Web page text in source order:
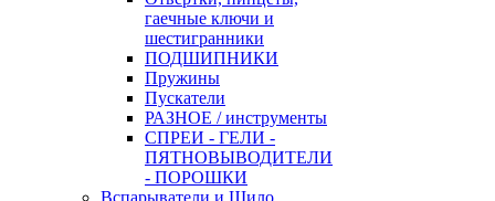
гаечные ключи и
шестигранники
ПОДШИПНИКИ
Пружины
Пускатели
РАЗНОЕ / инструменты
СПРЕИ - ГЕЛИ -
ПЯТНОВЫВОДИТЕЛИ
- ПОРОШКИ
Вспарыватели и Шило